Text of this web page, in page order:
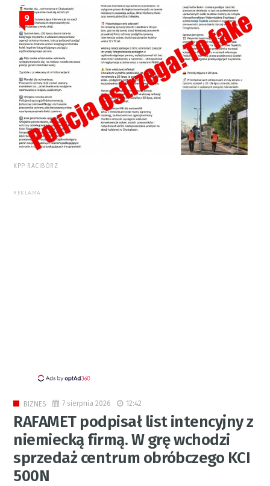
9
KPP RACIBÓRZ
REKLAMA
BIZNES 7 sierpnia 2026 12:42
RAFAMET podpisał list intencyjny z
niemiecką firmą. W grę wchodzi
sprzedaż centrum obróbczego KCI
500N